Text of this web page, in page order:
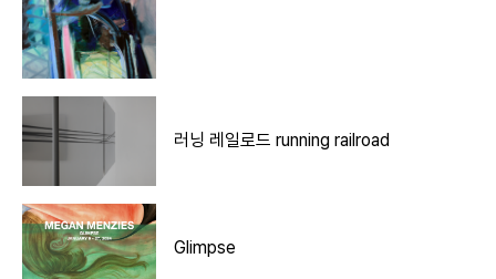
러닝 레일로드 running railroad
Glimpse